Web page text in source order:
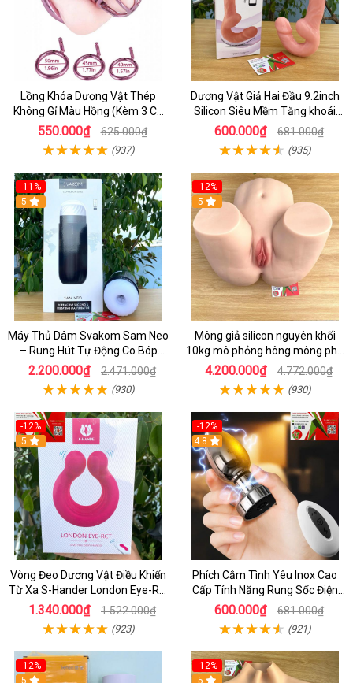
Lồng Khóa Dương Vật Thép
Không Gỉ Màu Hồng (Kèm 3 Cỡ
Vòng)
550.000₫ 625.000₫
(937)
Dương Vật Giả Hai Đầu 9.2inch
Silicon Siêu Mềm Tăng khoái
Cảm Đôi Đỉnh Cao
600.000₫ 681.000₫
(935)
-11%
5
Máy Thủ Dâm Svakom Sam Neo
– Rung Hút Tự Động Co Bóp
Mạnh Mẽ Điều Khiển Từ Xa Qua
App Hiện Đại
2.200.000₫ 2.471.000₫
(930)
-12%
5
Mông giả silicon nguyên khối
10kg mô phỏng hông mông phụ
nữ siêu thật có âm đạo và hậu
môn - shopthaiduong.com
4.200.000₫ 4.772.000₫
(930)
-12%
5
Vòng Đeo Dương Vật Điều Khiển
Từ Xa S-Hander London Eye-Rct
rung mạnh Kích Thích
1.340.000₫ 1.522.000₫
(923)
-12%
4.8
Phích Cắm Tình Yêu Inox Cao
Cấp Tính Năng Rung Sốc Điện
Có Remote
600.000₫ 681.000₫
(921)
-12%
5
-12%
5